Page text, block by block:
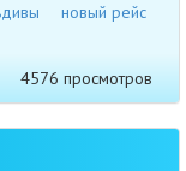
новый рейс
4576 просмотров